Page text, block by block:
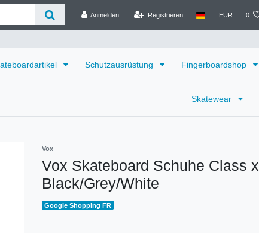
Anmelden Registrieren EUR 0
Schutzausrüstung Fingerboardshop
Skatewear
Vox
Vox Skateboard Schuhe Class x
Black/Grey/White
Google Shopping FR